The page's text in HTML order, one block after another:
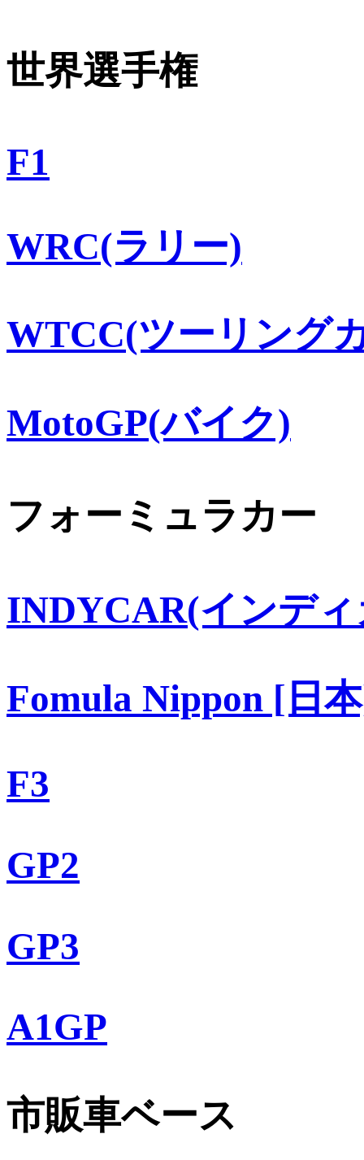
世界選手権
F1
WRC(ラリー)
WTCC(ツーリング
MotoGP(バイク)
フォーミュラカー
INDYCAR(インデ
Fomula Nippon [日
F3
GP2
GP3
A1GP
市販車ベース